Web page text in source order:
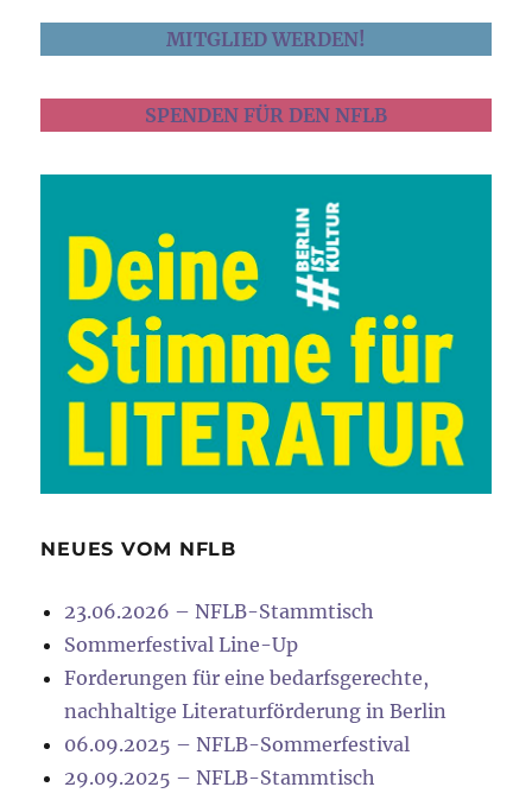
MITGLIED WERDEN!
SPENDEN FÜR DEN NFLB
NEUES VOM NFLB
23.06.2026 – NFLB-Stammtisch
Sommerfestival Line-Up
Forderungen für eine bedarfsgerechte,
nachhaltige Literaturförderung in Berlin
06.09.2025 – NFLB-Sommerfestival
29.09.2025 – NFLB-Stammtisch